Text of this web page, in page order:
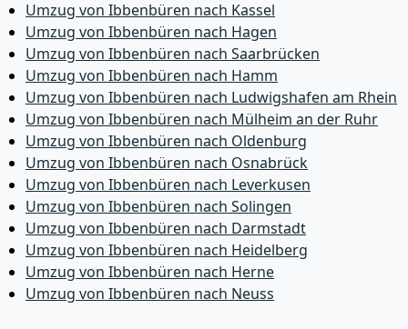
Umzug von Ibbenbüren nach Kassel
Umzug von Ibbenbüren nach Hagen
Umzug von Ibbenbüren nach Saarbrücken
Umzug von Ibbenbüren nach Hamm
Umzug von Ibbenbüren nach Ludwigshafen am Rhein
Umzug von Ibbenbüren nach Mülheim an der Ruhr
Umzug von Ibbenbüren nach Oldenburg
Umzug von Ibbenbüren nach Osnabrück
Umzug von Ibbenbüren nach Leverkusen
Umzug von Ibbenbüren nach Solingen
Umzug von Ibbenbüren nach Darmstadt
Umzug von Ibbenbüren nach Heidelberg
Umzug von Ibbenbüren nach Herne
Umzug von Ibbenbüren nach Neuss